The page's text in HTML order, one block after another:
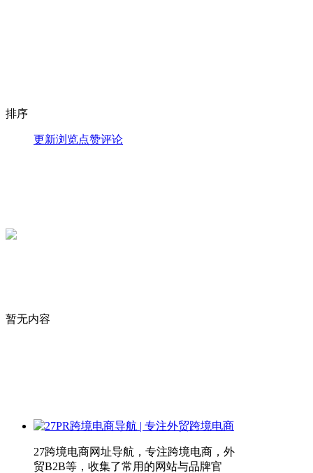
排序
更新浏览点赞评论
暂无内容
27跨境电商网址导航，专注跨境电商，外
贸B2B等，收集了常用的网站与品牌官